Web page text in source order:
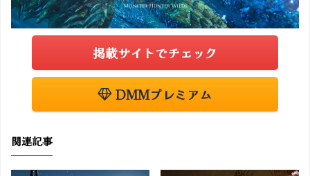
掲載サイトでチェック
DMMプレミアム
関連記事